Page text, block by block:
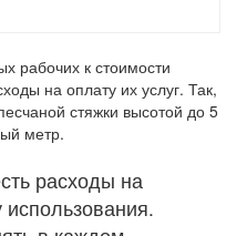
рабочих к стоимости
на оплату их услуг. Так,
стяжки высотой до 5
метр.
расходы на
использования.